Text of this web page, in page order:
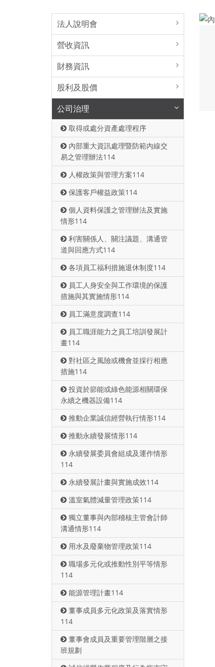
法人說明會
營收資訊
財務資訊
股利及股價
公司治理
取得或處分資產處理程序
內部重大資訊處理暨防範內線交
易之管理辦法114
人權政策與管理方案114
保護客戶權益政策114
個人資料保護之管理辦法及實施
情形114
利害關係人、關注議題、溝通管
道與回應方式114
各項員工福利措施退休制度114
員工人身安全與工作環境的保護
措施與其實施情形114
員工滿意度調查114
員工職涯能力之員工培訓發展計
畫114
對社區之風險或機會並採行相應
措施114
投資於節能或綠色能源相關環保
永續之機器設備114
推動企業誠信經營執行情形114
推動永續發展情形114
永續發展委員會組成及運作情形
114
永續發展計畫與實施成效114
溫室氣體減量管理政策114
獨立董事與內部稽核主管會計師
溝通情形114
用水及廢棄物管理政策114
職場多元化或推動性別平等情形
114
能源管理計畫114
董事成員多元化政策及落實情形
114
董事會成員及重要管理階層之接
班規劃